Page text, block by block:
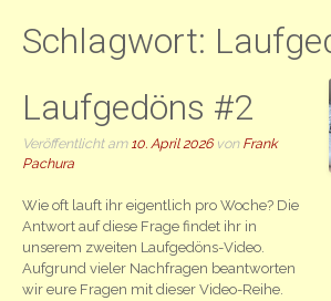
Schlagwort:
Laufgedöns #2
Veröffentlicht am 10. April 2026von Frank
Pachura
Wie oft lauft ihr eigentlich pro Woche? Die
Antwort auf diese Frage findet ihr in
unserem zweiten Laufgedöns-Video.
Aufgrund vieler Nachfragen beantworten
wir eure Fragen mit dieser Video-Reihe.